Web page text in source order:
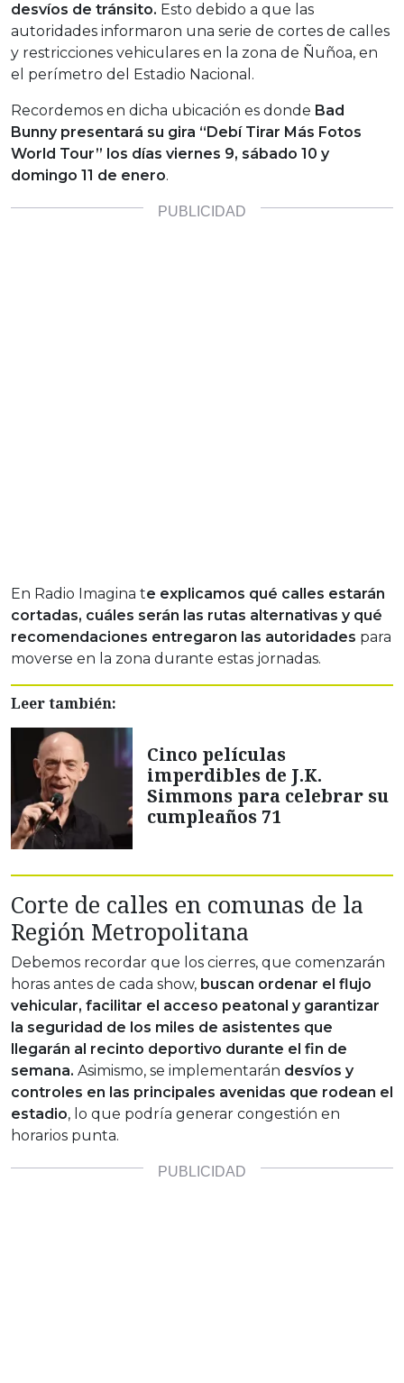
desvíos de tránsito. Esto debido a que las
autoridades informaron una serie de cortes de calles
y restricciones vehiculares en la zona de Ñuñoa, en
el perímetro del Estadio Nacional.
Recordemos en dicha ubicación es donde Bad
Bunny presentará su gira “Debí Tirar Más Fotos
World Tour” los días viernes 9, sábado 10 y
domingo 11 de enero.
En Radio Imagina te explicamos qué calles estarán
cortadas, cuáles serán las rutas alternativas y qué
recomendaciones entregaron las autoridades para
moverse en la zona durante estas jornadas.
Leer también:
Cinco películas
imperdibles de J.K.
Simmons para celebrar su
cumpleaños 71
Corte de calles en comunas de la
Región Metropolitana
Debemos recordar que los cierres, que comenzarán
horas antes de cada show, buscan ordenar el flujo
vehicular, facilitar el acceso peatonal y garantizar
la seguridad de los miles de asistentes que
llegarán al recinto deportivo durante el fin de
semana. Asimismo, se implementarán desvíos y
controles en las principales avenidas que rodean el
estadio, lo que podría generar congestión en
horarios punta.